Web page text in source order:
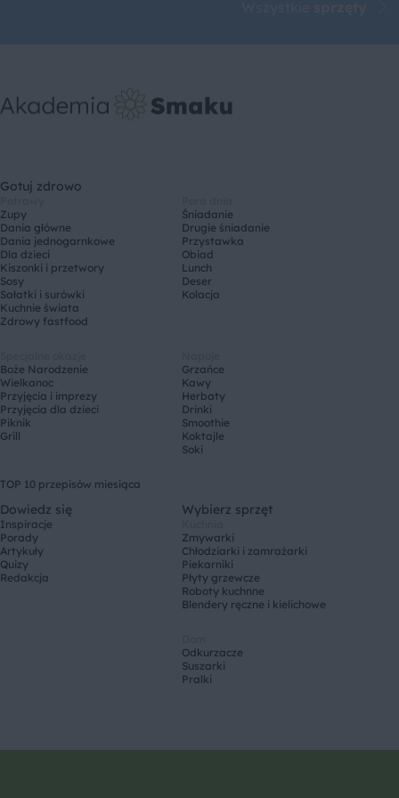
Gotuj zdrowo
Zupy
Dania główne
Dania jednogarnkowe
Dla dzieci
Kiszonki i przetwory
Sosy
Sałatki i surówki
Kuchnie świata
Zdrowy fastfood
Śniadanie
Drugie śniadanie
Przystawka
Obiad
Lunch
Deser
Kolacja
Boże Narodzenie
Wielkanoc
Przyjęcia i imprezy
Przyjęcia dla dzieci
Piknik
Grill
Grzańce
Kawy
Herbaty
Drinki
Smoothie
Koktajle
Soki
TOP 10 przepisów miesiąca
Dowiedz się
Inspiracje
Porady
Artykuły
Quizy
Redakcja
Wybierz sprzęt
Zmywarki
Chłodziarki i zamrażarki
Piekarniki
Płyty grzewcze
Roboty kuchnne
Blendery ręczne i kielichowe
Odkurzacze
Suszarki
Pralki